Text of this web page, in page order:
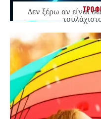
Δεν ξέρω αν είναι